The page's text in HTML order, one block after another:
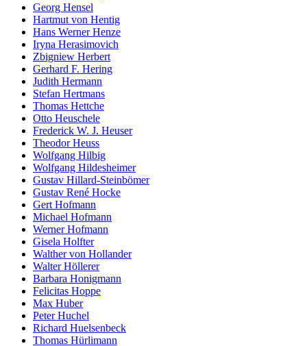
Georg Hensel
Hartmut von Hentig
Hans Werner Henze
Iryna Herasimovich
Zbigniew Herbert
Gerhard F. Hering
Judith Hermann
Stefan Hertmans
Thomas Hettche
Otto Heuschele
Frederick W. J. Heuser
Theodor Heuss
Wolfgang Hilbig
Wolfgang Hildesheimer
Gustav Hillard-Steinbömer
Gustav René Hocke
Gert Hofmann
Michael Hofmann
Werner Hofmann
Gisela Holfter
Walther von Hollander
Walter Höllerer
Barbara Honigmann
Felicitas Hoppe
Max Huber
Peter Huchel
Richard Huelsenbeck
Thomas Hürlimann